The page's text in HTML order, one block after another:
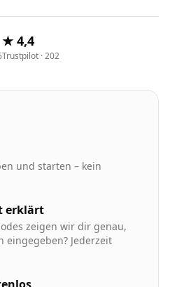
★ 4,4
Trustpilot · 202
und starten – kein
erklärt
zeigen wir dir genau,
eingegeben? Jederzeit